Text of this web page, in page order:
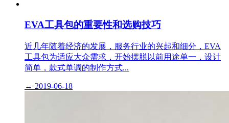
EVA工具包的重要性和选购技巧
近几年随着经济的发展，服务行业的兴起和细分，EVA
工具包为适应大众需求，开始摆脱以前用途单一，设计
简单，款式单调的制作方式...
→ 2019-06-18